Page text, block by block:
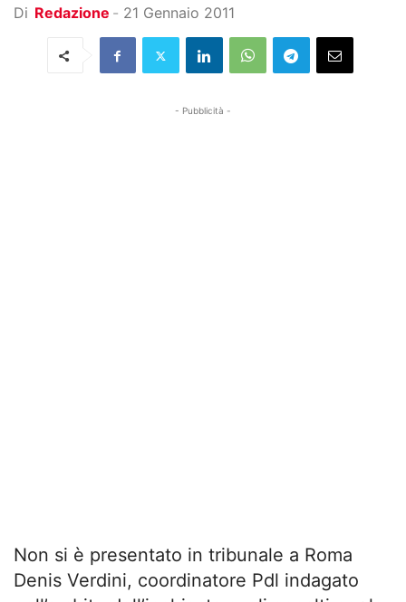
Di Redazione - 21 Gennaio 2011
- Pubblicità -
Non si è presentato in tribunale a Roma
Denis Verdini, coordinatore Pdl indagato